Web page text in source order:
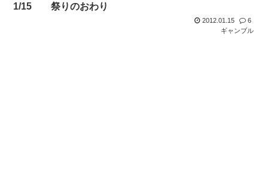
1/15 祭りのおわり
2012.01.15
6
ギャンブル